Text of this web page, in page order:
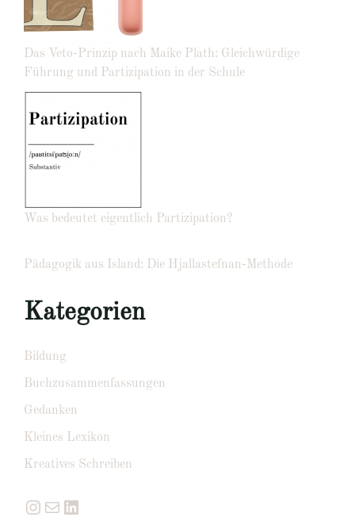
Das Veto-Prinzip nach Maike Plath: Gleichwürdige
Führung und Partizipation in der Schule
Was bedeutet eigentlich Partizipation?
Pädagogik aus Island: Die Hjallastefnan-Methode
Kategorien
Bildung
Buchzusammenfassungen
Gedanken
Kleines Lexikon
Kreatives Schreiben
Instagram
E-MailLinkedIn